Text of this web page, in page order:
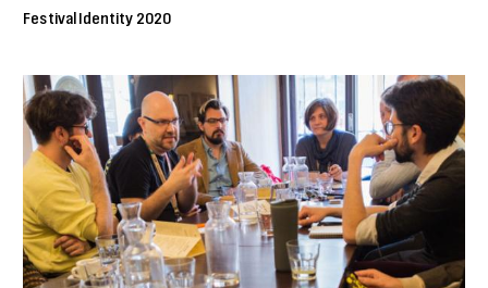
Festival Identity 2020